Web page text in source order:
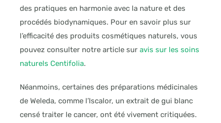
des pratiques en harmonie avec la nature et des
procédés biodynamiques. Pour en savoir plus sur
l’efficacité des produits cosmétiques naturels, vous
pouvez consulter notre article sur avis sur les soins
naturels Centifolia.
Néanmoins, certaines des préparations médicinales
de Weleda, comme l’Iscalor, un extrait de gui blanc
censé traiter le cancer, ont été vivement critiquées.